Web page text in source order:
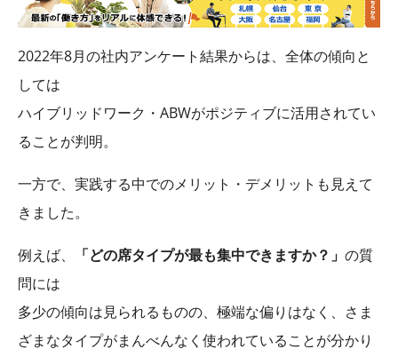
2022年8月の社内アンケート結果からは、全体の傾向と
しては
ハイブリッドワーク・ABWがポジティブに活用されてい
ることが判明。
一方で、実践する中でのメリット・デメリットも見えて
きました。
例えば、 「どの席タイプが最も集中できますか？」 の質
問には
多少の傾向は見られるものの、極端な偏りはなく、さま
ざまなタイプがまんべんなく使われていることが分かり